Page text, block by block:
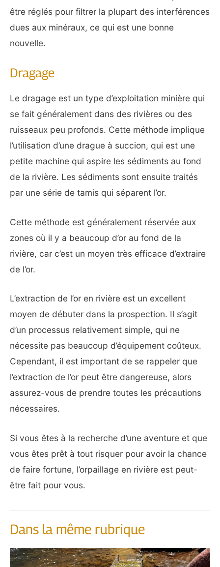
être réglés pour filtrer la plupart des interférences
dues aux minéraux, ce qui est une bonne
nouvelle.
Dragage
Le dragage est un type d’exploitation minière qui
se fait généralement dans des rivières ou des
ruisseaux peu profonds. Cette méthode implique
l’utilisation d’une drague à succion, qui est une
petite machine qui aspire les sédiments au fond
de la rivière. Les sédiments sont ensuite traités
par une série de tamis qui séparent l’or.
Cette méthode est généralement réservée aux
zones où il y a beaucoup d’or au fond de la
rivière, car c’est un moyen très efficace d’extraire
de l’or.
L’extraction de l’or en rivière est un excellent
moyen de débuter dans la prospection. Il s’agit
d’un processus relativement simple, qui ne
nécessite pas beaucoup d’équipement coûteux.
Cependant, il est important de se rappeler que
l’extraction de l’or peut être dangereuse, alors
assurez-vous de prendre toutes les précautions
nécessaires.
Si vous êtes à la recherche d’une aventure et que
vous êtes prêt à tout risquer pour avoir la chance
de faire fortune, l’orpaillage en rivière est peut-
être fait pour vous.
Dans la même rubrique